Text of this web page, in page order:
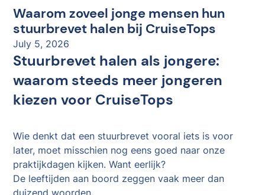
Waarom zoveel jonge mensen hun
stuurbrevet halen bij CruiseTops
July 5, 2026
Stuurbrevet halen als jongere:
waarom steeds meer jongeren
kiezen voor CruiseTops
Wie denkt dat een stuurbrevet vooral iets is voor
later, moet misschien nog eens goed naar onze
praktijkdagen kijken. Want eerlijk?
De leeftijden aan boord zeggen vaak meer dan